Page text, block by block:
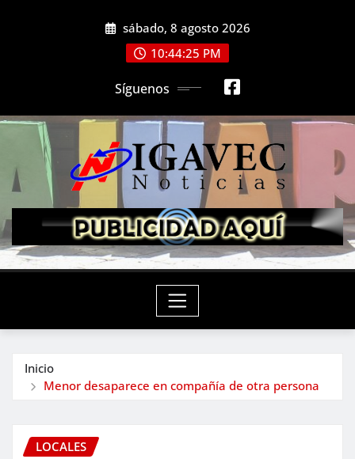
sábado, 8 agosto 2026
10:44:26 PM
Síguenos
Inicio
Menor desaparece en compañía de otra persona
LOCALES